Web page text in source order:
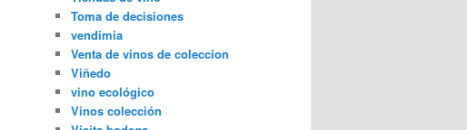
Toma de decisiones
vendimia
Venta de vinos de coleccion
Viñedo
vino ecológico
Vinos colección